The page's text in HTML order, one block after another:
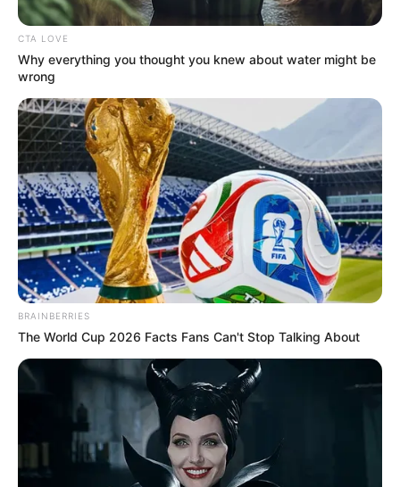
CORTES DE LUZ
Prepárese para aguantar
calor: estos son los cortes
Bolívar del 14 al 18 de julio
TRABAJADORES
A trabajadores les llegará
$1.000.000 por ley:
conozca la fórmula para
calcular el pago
Ley del Árbol les pone
nueva tarea a empresas:
sembrar ya no será
suficiente
FERIA
CTA LOVE
Why everything you thought you knew about water might be
wrong
BRAINBERRIES
The World Cup 2026 Facts Fans Can't Stop Talking About